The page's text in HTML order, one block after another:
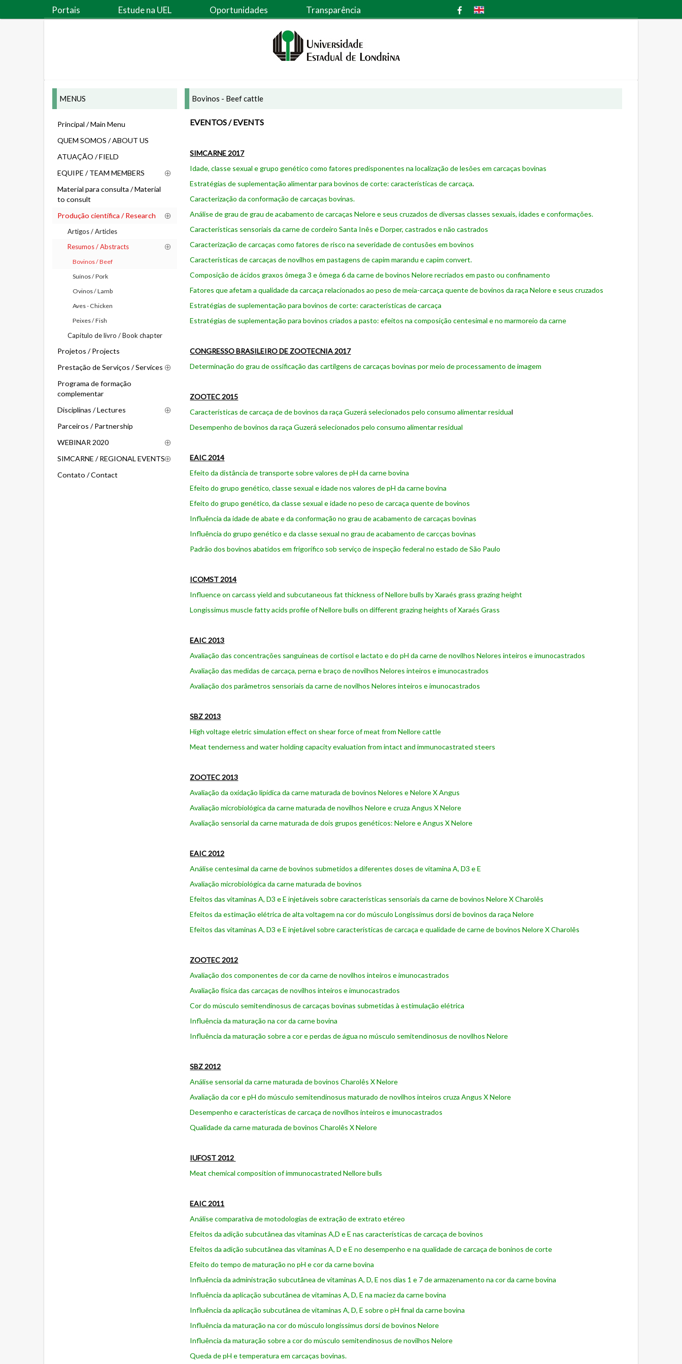
Portais Estude na UEL Oportunidades Transparência
MENUS
Principal / Main Menu
QUEM SOMOS / ABOUT US
ATUAÇÃO / FIELD
EQUIPE / TEAM MEMBERS
Material para consulta / Material
to consult
Produção científica / Research
Artigos / Articles
Resumos / Abstracts
Bovinos / Beef
Suínos / Pork
Ovinos / Lamb
Aves - Chicken
Peixes / Fish
Capítulo de livro / Book chapter
Projetos / Projects
Prestação de Serviços / Services
Programa de formação
complementar
Disciplinas / Lectures
Parceiros / Partnership
WEBINAR 2020
SIMCARNE / REGIONAL EVENTS
Contato / Contact
Bovinos - Beef cattle
EVENTOS / EVENTS
SIMCARNE 2017
Idade, classe sexual e grupo genético como fatores predisponentes na localização de lesões em carcaças bovinas
Estratégias de suplementação alimentar para bovinos de corte: características de carcaça.
Caracterização da conformação de carcaças bovinas.
Análise de grau de grau de acabamento de carcaças Nelore e seus cruzados de diversas classes sexuais, idades e conformações.
Características sensoriais da carne de cordeiro Santa Inês e Dorper, castrados e não castrados
Caracterização de carcaças como fatores de risco na severidade de contusões em bovinos
Características de carcaças de novilhos em pastagens de capim marandu e capim convert.
Composição de ácidos graxos ômega 3 e ômega 6 da carne de bovinos Nelore recriados em pasto ou confinamento
Fatores que afetam a qualidade da carcaça relacionados ao peso de meia-carcaça quente de bovinos da raça Nelore e seus cruzados
Estratégias de suplementação para bovinos de corte: características de carcaça
Estratégias de suplementação para bovinos criados a pasto: efeitos na composição centesimal e no marmoreio da carne
CONGRESSO BRASILEIRO DE ZOOTECNIA 2017
Determinação do grau de ossificação das cartilgens de carcaças bovinas por meio de processamento de imagem
ZOOTEC 2015
Características de carcaça de de bovinos da raça Guzerá selecionados pelo consumo alimentar residual
Desempenho de bovinos da raça Guzerá selecionados pelo consumo alimentar residual
EAIC 2014
Efeito da distância de transporte sobre valores de pH da carne bovina
Efeito do grupo genético, classe sexual e idade nos valores de pH da carne bovina
Efeito do grupo genético, da classe sexual e idade no peso de carcaça quente de bovinos
Influência da idade de abate e da conformação no grau de acabamento de carcaças bovinas
Influência do grupo genético e da classe sexual no grau de acabamento de carcças bovinas
Padrão dos bovinos abatidos em frigorífico sob serviço de inspeção federal no estado de São Paulo
ICOMST 2014
Influence on carcass yield and subcutaneous fat thickness of Nellore bulls by Xaraés grass grazing height
Longissimus muscle fatty acids profile of Nellore bulls on different grazing heights of Xaraés Grass
EAIC 2013
Avaliação das concentrações sanguíneas de cortisol e lactato e do pH da carne de novilhos Nelores inteiros e imunocastrados
Avaliação das medidas de carcaça, perna e braço de novilhos Nelores inteiros e imunocastrados
Avaliação dos parâmetros sensoriais da carne de novilhos Nelores inteiros e imunocastrados
SBZ 2013
High voltage eletric simulation effect on shear force of meat from Nellore cattle
Meat tenderness and water holding capacity evaluation from intact and immunocastrated steers
ZOOTEC 2013
Avaliação da oxidação lipídica da carne maturada de bovinos Nelores e Nelore X Angus
Avaliação microbiológica da carne maturada de novilhos Nelore e cruza Angus X Nelore
Avaliação sensorial da carne maturada de dois grupos genéticos: Nelore e Angus X Nelore
EAIC 2012
Análise centesimal da carne de bovinos submetidos a diferentes doses de vitamina A, D3 e E
Avaliação microbiológica da carne maturada de bovinos
Efeitos das vitaminas A, D3 e E injetáveis sobre características sensoriais da carne de bovinos Nelore X Charolês
Efeitos da estimação elétrica de alta voltagem na cor do músculo Longissimus dorsi de bovinos da raça Nelore
Efeitos das vitaminas A, D3 e E injetável sobre características de carcaça e qualidade de carne de bovinos Nelore X Charolês
ZOOTEC 2012
Avaliação dos componentes de cor da carne de novilhos inteiros e imunocastrados
Avaliação física das carcaças de novilhos inteiros e imunocastrados
Cor do músculo semitendinosus de carcaças bovinas submetidas à estimulação elétrica
Influência da maturação na cor da carne bovina
Influência da maturação sobre a cor e perdas de água no músculo semitendinosus de novilhos Nelore
SBZ 2012
Análise sensorial da carne maturada de bovinos Charolês X Nelore
Avaliação da cor e pH do músculo semitendinosus maturado de novilhos inteiros cruza Angus X Nelore
Desempenho e características de carcaça de novilhos inteiros e imunocastrados
Qualidade da carne maturada de bovinos Charolês X Nelore
IUFOST 2012
Meat chemical composition of immunocastrated Nellore bulls
EAIC 2011
Análise comparativa de motodologias de extração de extrato etéreo
Efeitos da adição subcutânea das vitaminas A,D e E nas características de carcaça de bovinos
Efeitos da adição subcutânea das vitaminas A, D e E no desempenho e na qualidade de carcaça de boninos de corte
Efeito do tempo de maturação no pH e cor da carne bovina
Influência da administração subcutânea de vitaminas A, D, E nos dias 1 e 7 de armazenamento na cor da carne bovina
Influência da aplicação subcutânea de vitaminas A, D, E na maciez da carne bovina
Influência da aplicação subcutânea de vitaminas A, D, E sobre o pH final da carne bovina
Influência da maturação na cor do músculo longissimus dorsi de bovinos Nelore
Influência da maturação sobre a cor do músculo semitendinosus de novilhos Nelore
Queda de pH e temperatura em carcaças bovinas.